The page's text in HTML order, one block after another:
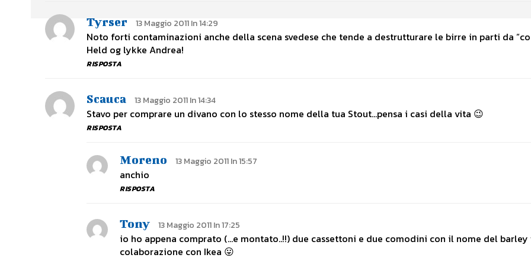
Tyrser 13 Maggio 2011 In 14:29
Noto forti contaminazioni anche della scena svedese che tende a destrutturare le birre in parti da
Held og lykke Andrea!
RISPOSTA
Scauca 13 Maggio 2011 In 14:34
Stavo per comprare un divano con lo stesso nome della tua Stout…pensa i casi della vita 😉
RISPOSTA
Moreno 13 Maggio 2011 In 15:57
anchio
RISPOSTA
Tony 13 Maggio 2011 In 17:25
io ho appena comprato (…e montato..!!) due cassettoni e due comodini con il nome del
colaborazione con Ikea 😛